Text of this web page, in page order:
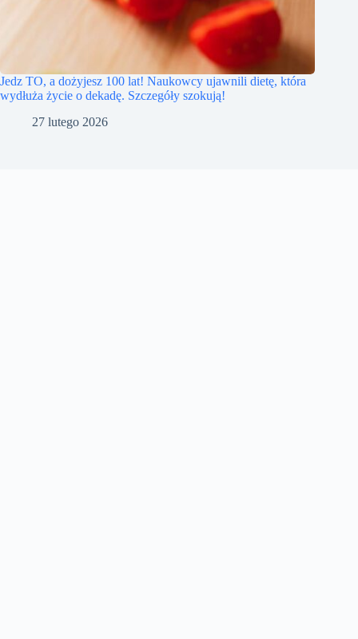
Jedz TO, a dożyjesz 100 lat! Naukowcy ujawnili dietę, która
wydłuża życie o dekadę. Szczegóły szokują!
27 lutego 2026